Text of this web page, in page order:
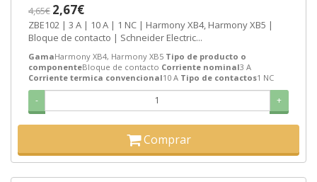
4,65€ 2,67€
ZBE102 | 3 A | 10 A | 1 NC | Harmony XB4, Harmony XB5 |
Bloque de contacto | Schneider Electric...
GamaHarmony XB4, Harmony XB5 Tipo de producto o
componenteBloque de contacto Corriente nominal3 A
Corriente termica convencional10 A Tipo de contactos1 NC
- +
Comprar